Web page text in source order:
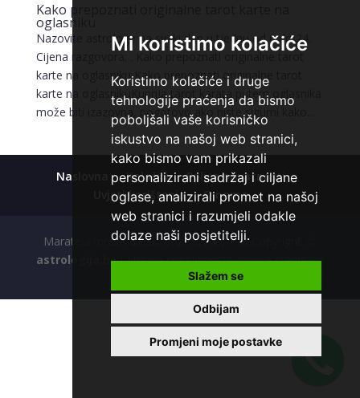
Mi koristimo kolačiće
Koristimo kolačiće i druge
tehnologije praćenja da bismo
poboljšali vaše korisničko
iskustvo na našoj web stranici,
kako bismo vam prikazali
personalizirani sadržaj i ciljane
oglase, analizirali promet na našoj
web stranici i razumjeli odakle
dolaze naši posjetitelji.
Slažem se
Odbijam
Promjeni moje postavke
Kako prepoznati originalne tarot karte na
oglasniku
Nazovite astrologe na svaki dan u tjednu od 0 do 24.
Cijena razgovora: . Kako prepoznati originalne tarot
karte na oglasniku Kako prepoznati originalne tarot
karte na oglasnikuKupnja tarot karata putem oglasnika
može biti izazovna, pogotovo ako niste sigurni kako...
Naslovna Kolačići
Polica privatnosti
Uvjeti korištenja
O nama
Maratela mreže d.o.o., 072700700, +18 Copyright Ⓒ
astrologija.hr| Usluge smiju koristiti osobe starije od
+18 godina.